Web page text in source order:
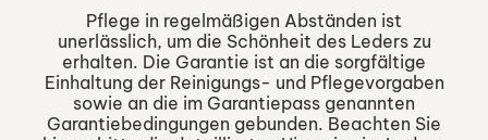
Pflege in regelmäßigen Abständen ist
unerlässlich, um die Schönheit des Leders zu
erhalten. Die Garantie ist an die sorgfältige
Einhaltung der Reinigungs- und Pflegevorgaben
sowie an die im Garantiepass genannten
Garantiebedingungen gebunden. Beachten Sie